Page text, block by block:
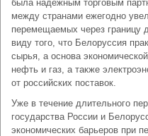
была надежным торговым
между странами ежегодно
перемещаемых через границу
виду того, что Белоруссия
сырья, а основа
нефть и газ, а также
от российских поставок.
Уже в течение длительного
государства России и
экономических барьеров при